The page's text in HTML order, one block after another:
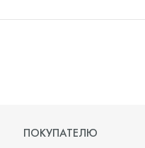
не раздражает
ПОКУПАТЕЛЮ